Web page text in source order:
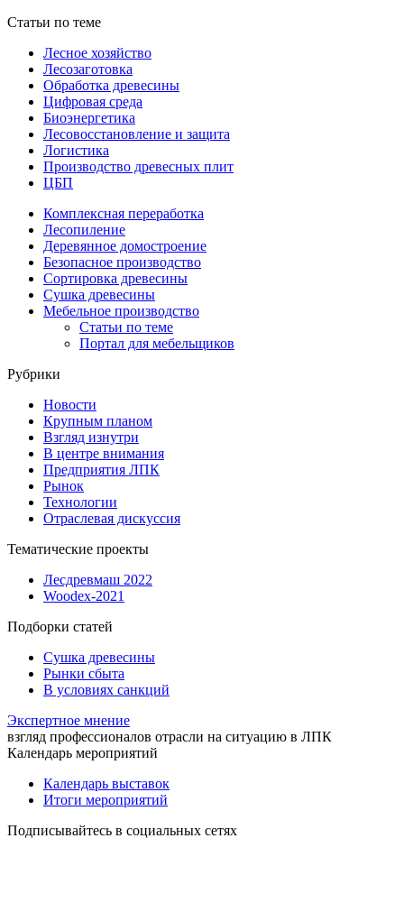
Статьи по теме
Лесное хозяйство
Лесозаготовка
Обработка древесины
Цифровая среда
Биоэнергетика
Лесовосстановление и защита
Логистика
Производство древесных плит
ЦБП
Комплексная переработка
Лесопиление
Деревянное домостроение
Безопасное производство
Сортировка древесины
Сушка древесины
Мебельное производство
Статьи по теме
Портал для мебельщиков
Рубрики
Новости
Крупным планом
Взгляд изнутри
В центре внимания
Предприятия ЛПК
Рынок
Технологии
Отраслевая дискуссия
Тематические проекты
Лесдревмаш 2022
Woodex-2021
Подборки статей
Сушка древесины
Рынки сбыта
В условиях санкций
Экспертное мнение
взгляд профессионалов отрасли на ситуацию в ЛПК
Календарь мероприятий
Календарь выставок
Итоги мероприятий
Подписывайтесь в социальных сетях